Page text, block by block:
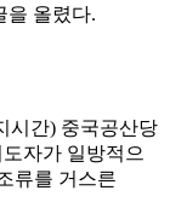
을 올렸다.
시간) 중국공산당
자가 일방적으
류를 거스른